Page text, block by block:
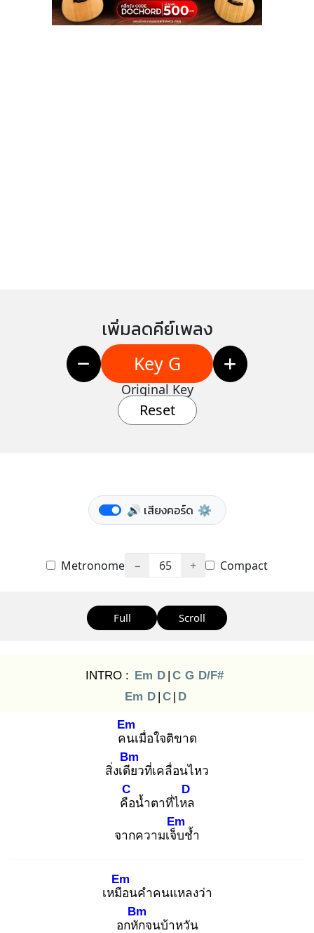
เพิ่มลดคีย์เพลง
Key G
Original Key
Reset
🔊 เสียงคอร์ด ⚙️
Metronome − 65 + Compact
Full Scroll
INTRO : Em D | C G D/F#
Em D | C | D
คน
Em
เมื่อใจติขาด
สิ่งเดีย
Bm
วที่เคลื่อนไหว
คือ
C
น้ำตาที่ไหล
D
จากความเจ็บ
Em
ช้ำ
เหมือ
Em
นคำคนแหลงว่า
อกหัก
Bm
จนบ้าหวัน